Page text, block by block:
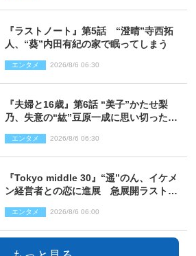
『ラストノート』第5話 “澄晴”寺西拓
人、“葵”内田有紀の家で眠ってしまう
エンタメ 2026/8/6 06:30
『夫婦と16歳』第6話 “美子”かたせ梨
乃、失意の“紘”豆原一成に思い切ったプ
エンタメ 2026/8/6 06:30
『Tokyo middle 30』“遥”のん、イケメ
ン経営者との恋に進展 急展開ラストに
エンタメ 2026/8/6 06:00